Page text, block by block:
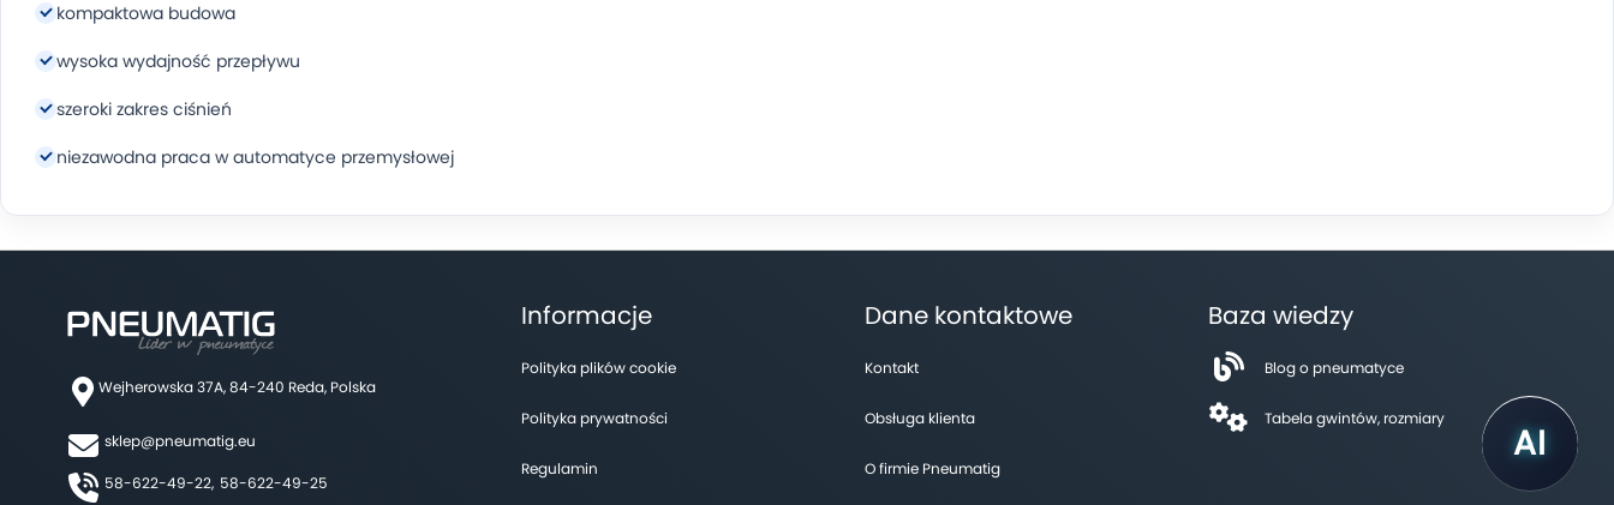
kompaktowa budowa
wysoka wydajność przepływu
szeroki zakres ciśnień
niezawodna praca w automatyce przemysłowej
Wejherowska 37A, 84-240 Reda, Polska
sklep@pneumatig.eu
58-622-49-22, 58-622-49-25
Informacje
Polityka plików cookie
Polityka prywatności
Regulamin
Dane kontaktowe
Kontakt
Obsługa klienta
O firmie Pneumatig
Baza wiedzy
Blog o pneumatyce
Tabela gwintów, rozmiary